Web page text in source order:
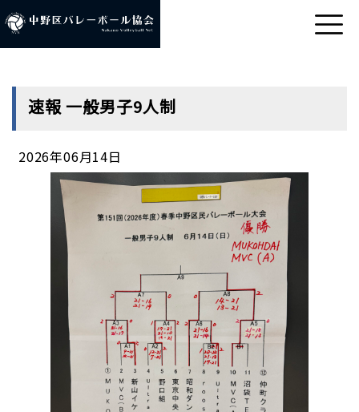
速報 一般男子9人制
2026年06月14日